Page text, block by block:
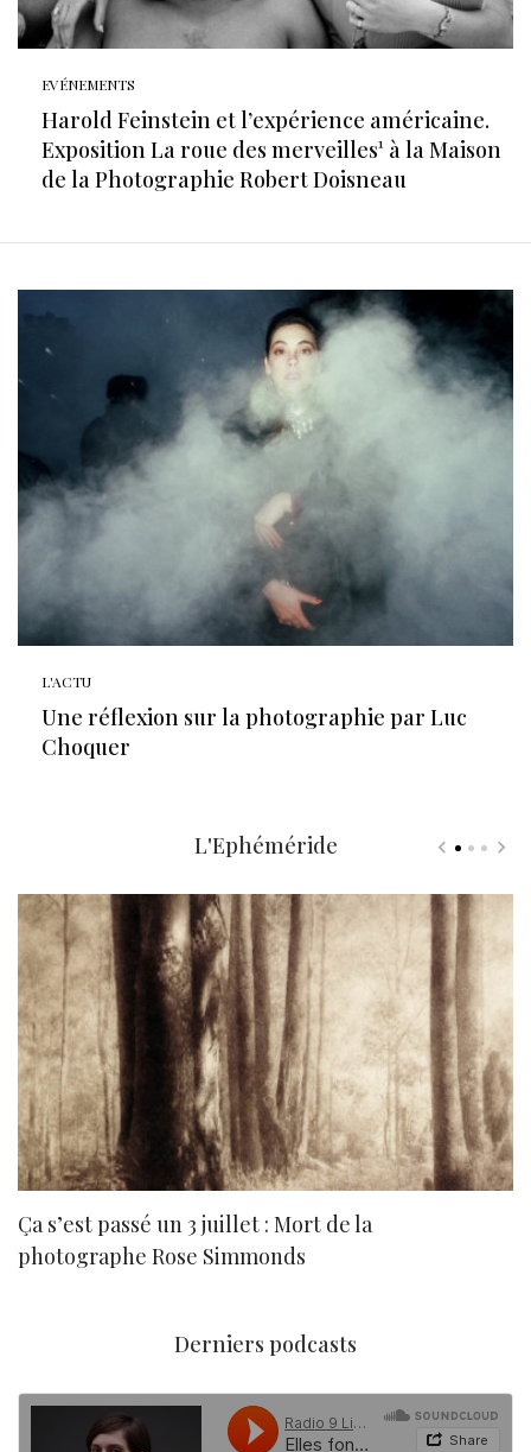
EVÉNEMENTS
Harold Feinstein et l’expérience américaine.
Exposition La roue des merveilles¹ à la Maison
de la Photographie Robert Doisneau
L'ACTU
Une réflexion sur la photographie par Luc
Choquer
L'Ephéméride
Ça s’est passé un 3 juillet : Mort de la
photographe Rose Simmonds
Derniers podcasts